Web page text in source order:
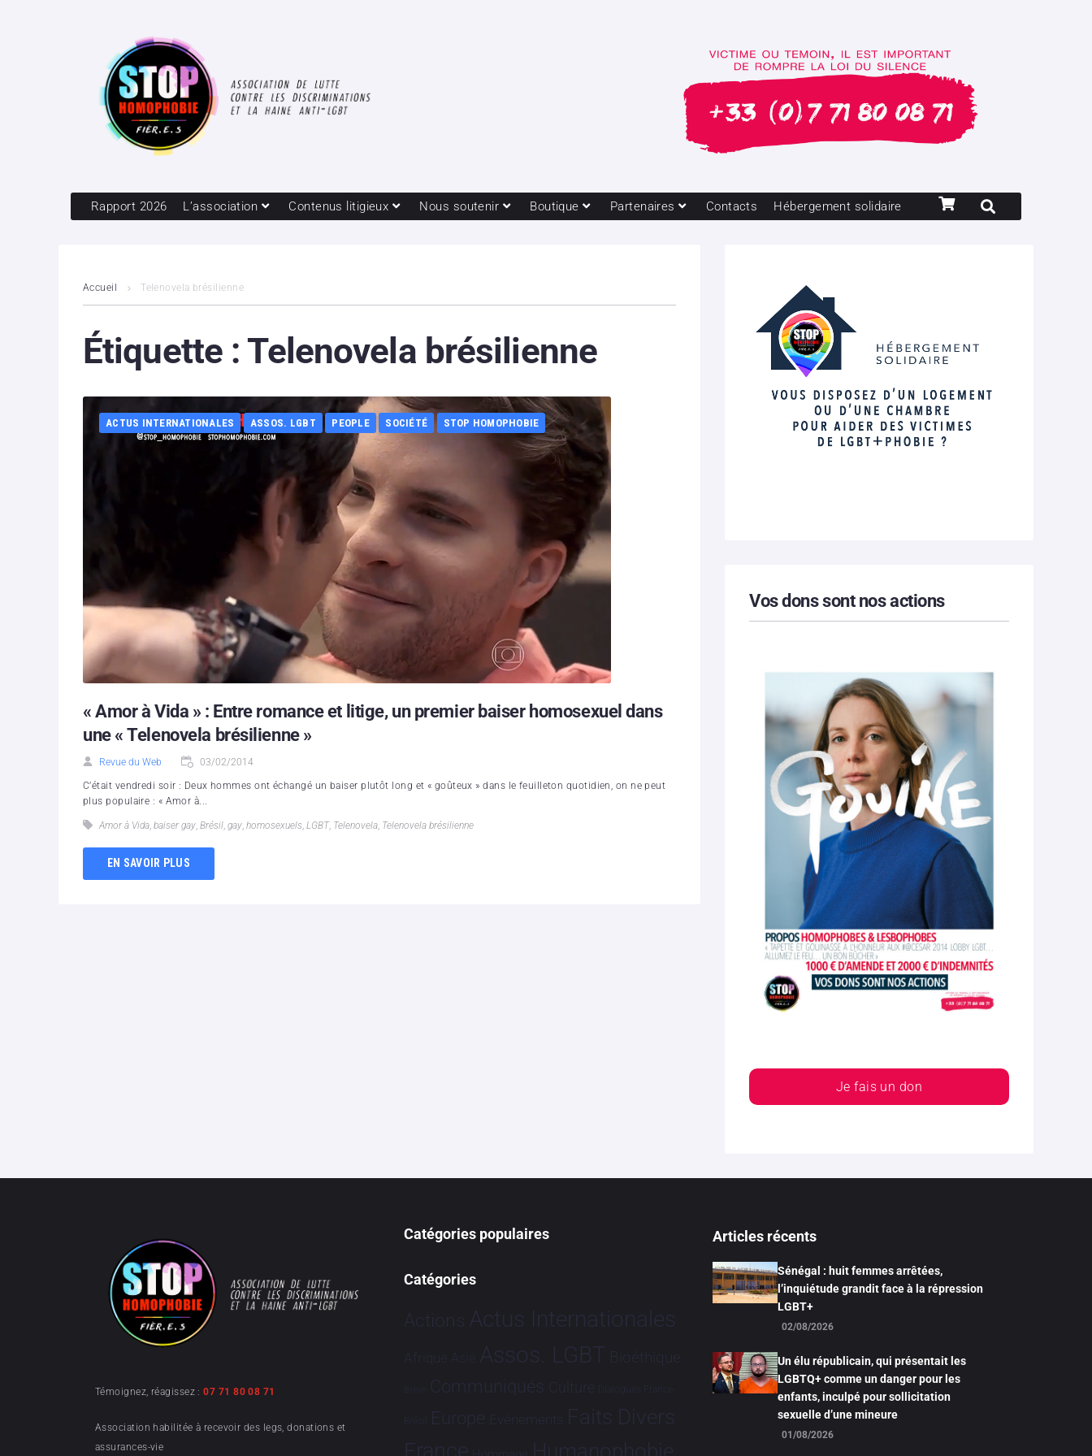
Rapport 2026 L’association Contenus litigieux Nous soutenir Boutique Partenaires Contacts Hébergement solidaire
Accueil Telenovela brésilienne
Étiquette :Telenovela brésilienne
ACTUS INTERNATIONALES ASSOS. LGBT PEOPLE SOCIÉTÉ STOP HOMOPHOBIE
« Amor à Vida » : Entre romance et litige, un premier baiser homosexuel dans
une « Telenovela brésilienne »
Revue du Web 03/02/2014
C’était vendredi soir : Deux hommes ont échangé un baiser plutôt long et « goûteux » dans le feuilleton quotidien, on ne peut
plus populaire : « Amor à...
Amor à Vida, baiser gay, Brésil, gay, homosexuels, LGBT, Telenovela, Telenovela brésilienne
EN SAVOIR PLUS
Vos dons sont nos actions
Je fais un don
Témoignez, réagissez :07 71 80 08 71
Association habilitée à recevoir des legs, donations et
assurances-vie
Catégories populaires
Catégories
Actions Actus Internationales
Afrique Asie Assos. LGBT Bioéthique
Brève Communiqués Culture Dialogues France-
Brésil Europe Evénements Faits Divers
Humanophobie
Articles récents
Sénégal : huit femmes arrêtées,
l’inquiétude grandit face à la répression
LGBT+
02/08/2026
Un élu républicain, qui présentait les
LGBTQ+ comme un danger pour les
enfants, inculpé pour sollicitation
sexuelle d’une mineure
01/08/2026